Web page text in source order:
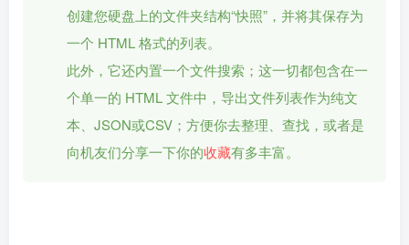
创建您硬盘上的文件夹结构“快照”，并将其保存为
一个 HTML 格式的列表。
此外，它还内置一个文件搜索；这一切都包含在一
个单一的 HTML 文件中，导出文件列表作为纯文
本、JSON或CSV；方便你去整理、查找，或者是
向机友们分享一下你的收藏有多丰富。